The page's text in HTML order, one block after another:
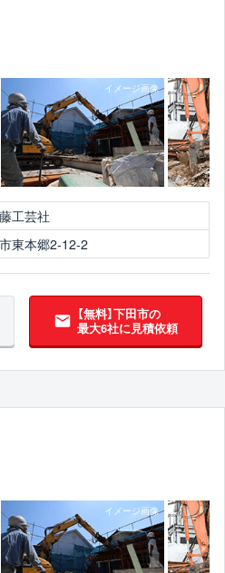
工芸社
東本郷2-12-2
【無料】下田市の
最大6社に見積依頼